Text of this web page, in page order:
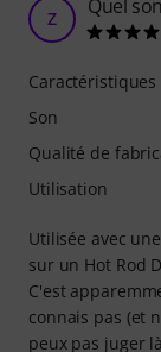
Z Quel
Utilisée avec
sur un Hot Rod
C'est
connais pas (et
peux pas juger
Caractéristiques
Son
Qualité de
Utilisation